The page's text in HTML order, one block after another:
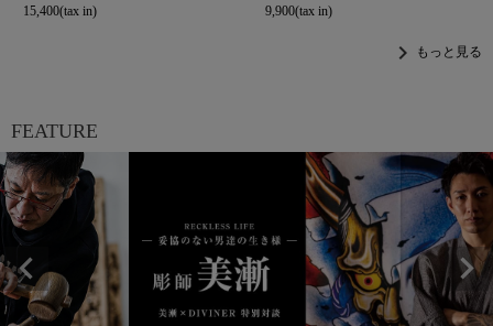
15,400(tax in)
9,900(tax in)
chevron_right もっと見る
FEATURE